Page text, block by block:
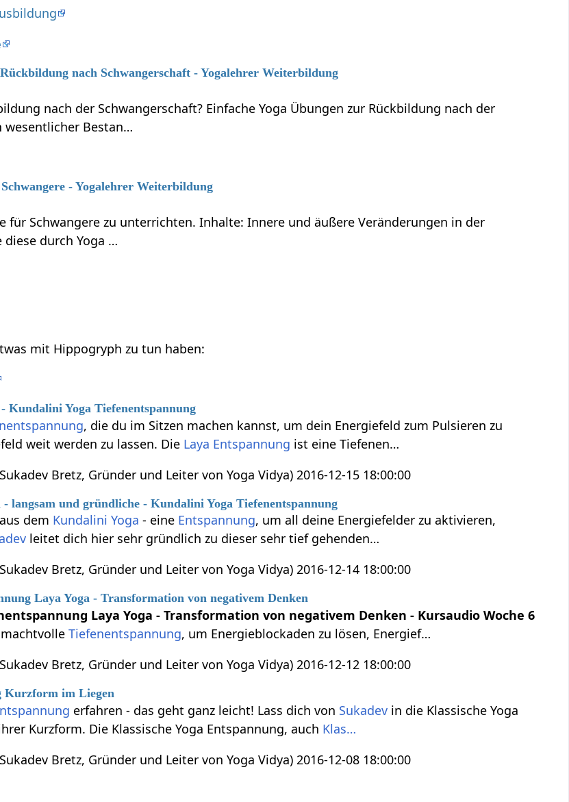
Rückbildung nach Schwangerschaft - Yogalehrer Weiterbildung
nach der Schwangerschaft? Einfache Yoga Übungen zur Rückbildung nach der
wesentlicher Bestan…
- Yogalehrer Weiterbildung
für Schwangere zu unterrichten. Inhalte: Innere und äußere Veränderungen in der
diese durch Yoga …
mit Hippogryph zu tun haben:
Kundalini Yoga Tiefenentspannung
, die du im Sitzen machen kannst, um dein Energiefeld zum Pulsieren zu
weit werden zu lassen. Die Laya Entspannung ist eine Tiefenen…
Bretz, Gründer und Leiter von Yoga Vidya) 2016-12-15 18:00:00
langsam und gründliche - Kundalini Yoga Tiefenentspannung
aus dem Kundalini Yoga - eine Entspannung, um all deine Energiefelder zu aktivieren,
leitet dich hier sehr gründlich zu dieser sehr tief gehenden…
Bretz, Gründer und Leiter von Yoga Vidya) 2016-12-14 18:00:00
Laya Yoga - Transformation von negativem Denken
Laya Yoga - Transformation von negativem Denken - Kursaudio Woche 6
machtvolleTiefenentspannung, um Energieblockaden zu lösen, Energief…
Bretz, Gründer und Leiter von Yoga Vidya) 2016-12-12 18:00:00
Kurzform im Liegen
erfahren - das geht ganz leicht! Lass dich von Sukadev in die Klassische Yoga
Kurzform. Die Klassische Yoga Entspannung, auch Klas…
Bretz, Gründer und Leiter von Yoga Vidya) 2016-12-08 18:00:00